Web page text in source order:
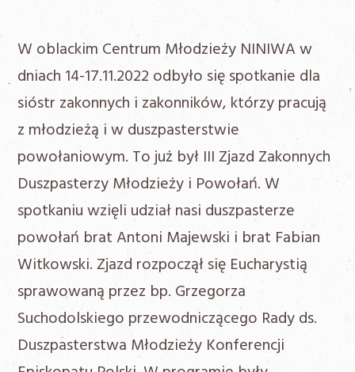
W oblackim Centrum Młodzieży NINIWA w
dniach 14-17.11.2022 odbyło się spotkanie dla
sióstr zakonnych i zakonników, którzy pracują
z młodzieżą i w duszpasterstwie
powołaniowym. To już był III Zjazd Zakonnych
Duszpasterzy Młodzieży i Powołań. W
spotkaniu wzięli udział nasi duszpasterze
powołań brat Antoni Majewski i brat Fabian
Witkowski. Zjazd rozpoczął się Eucharystią
sprawowaną przez bp. Grzegorza
Suchodolskiego przewodniczącego Rady ds.
Duszpasterstwa Młodzieży Konferencji